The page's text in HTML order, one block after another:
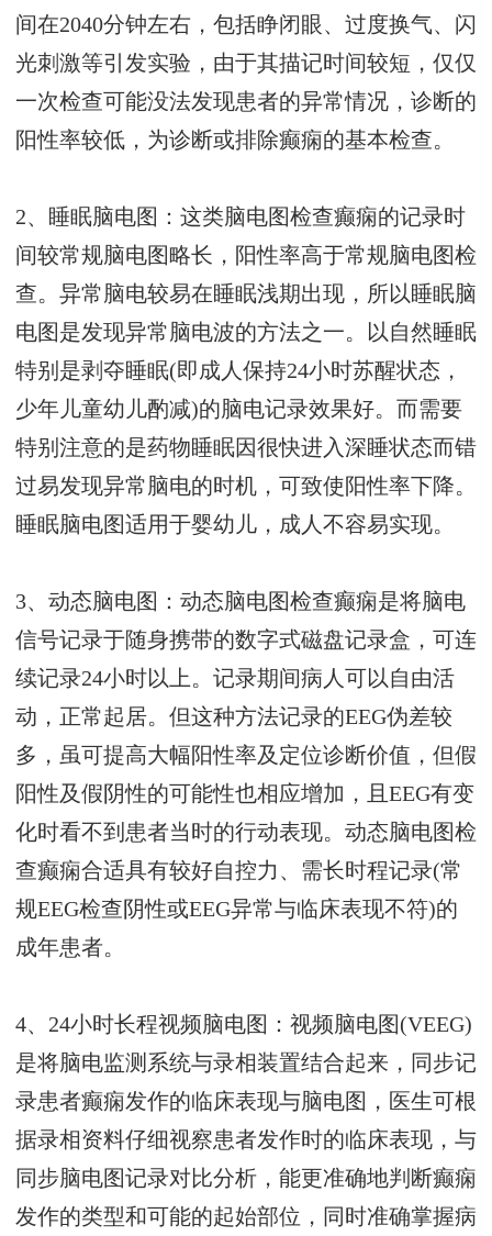
间在2040分钟左右，包括睁闭眼、过度换气、闪
光刺激等引发实验，由于其描记时间较短，仅仅
一次检查可能没法发现患者的异常情况，诊断的
阳性率较低，为诊断或排除癫痫的基本检查。
2、睡眠脑电图：这类脑电图检查癫痫的记录时
间较常规脑电图略长，阳性率高于常规脑电图检
查。异常脑电较易在睡眠浅期出现，所以睡眠脑
电图是发现异常脑电波的方法之一。以自然睡眠
特别是剥夺睡眠(即成人保持24小时苏醒状态，
少年儿童幼儿酌减)的脑电记录效果好。而需要
特别注意的是药物睡眠因很快进入深睡状态而错
过易发现异常脑电的时机，可致使阳性率下降。
睡眠脑电图适用于婴幼儿，成人不容易实现。
3、动态脑电图：动态脑电图检查癫痫是将脑电
信号记录于随身携带的数字式磁盘记录盒，可连
续记录24小时以上。记录期间病人可以自由活
动，正常起居。但这种方法记录的EEG伪差较
多，虽可提高大幅阳性率及定位诊断价值，但假
阳性及假阴性的可能性也相应增加，且EEG有变
化时看不到患者当时的行动表现。动态脑电图检
查癫痫合适具有较好自控力、需长时程记录(常
规EEG检查阴性或EEG异常与临床表现不符)的
成年患者。
4、24小时长程视频脑电图：视频脑电图(VEEG)
是将脑电监测系统与录相装置结合起来，同步记
录患者癫痫发作的临床表现与脑电图，医生可根
据录相资料仔细视察患者发作时的临床表现，与
同步脑电图记录对比分析，能更准确地判断癫痫
发作的类型和可能的起始部位，同时准确掌握病